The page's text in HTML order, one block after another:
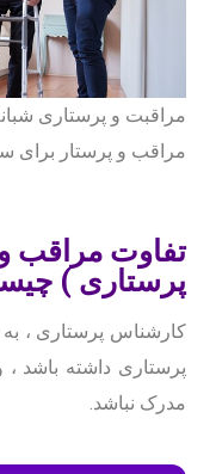
مراقبت و پرستاری
مراقب و پرستار برای
تفاوت مراقب
پرستاری )
کارشناس پرستاری ،
پرستاری داشته باشد
مدرک نباشد.